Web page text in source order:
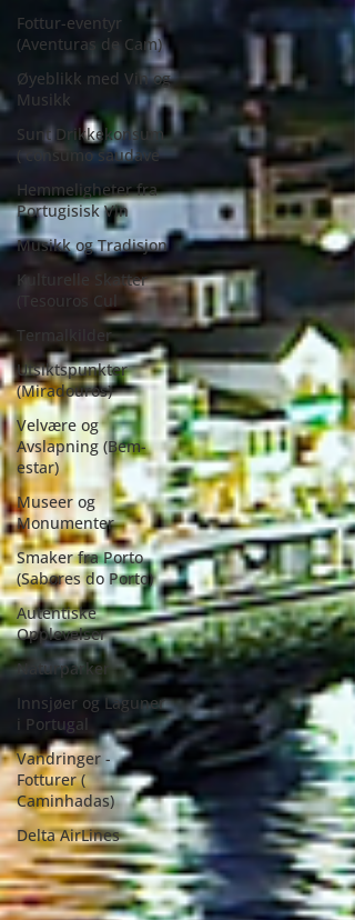
Fottur-eventyr
(Aventuras de Cam)
Øyeblikk med Vin og
Musikk
Sunt Drikkekonsum
( consumo saudave
Hemmeligheter fra
Portugisisk Vin
Musikk og Tradisjon
Kulturelle Skatter
(Tesouros Cul
Termalkilder
Utsiktspunkter
(Miradouros)
Velvære og
Avslapning (Bem-
estar)
Museer og
Monumenter
Smaker fra Porto
(Sabores do Porto)
Autentiske
Opplevelser
Naturparker
Innsjøer og Laguner
i Portugal
Vandringer -
Fotturer (
Caminhadas)
Delta AirLines